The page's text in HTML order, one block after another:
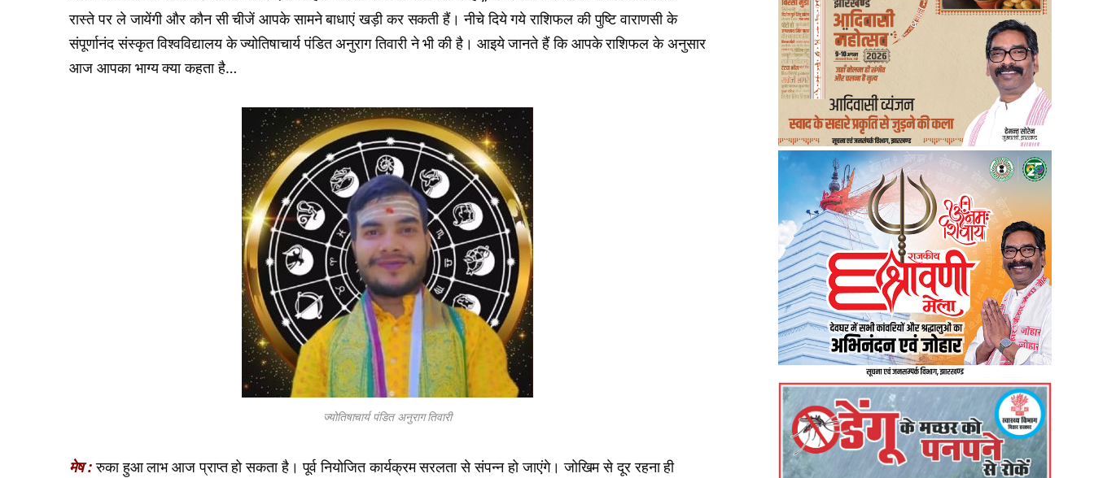
रास्ते पर ले जायेंगी और कौन सी चीजें आपके सामने बाधाएं खड़ी कर सकती हैं। नीचे दिये गये राशिफल की पुष्टि वाराणसी के
संपूर्णानंद संस्कृत विश्वविद्यालय के ज्योतिषाचार्य पंडित अनुराग तिवारी ने भी की है। आइये जानते हैं कि आपके राशिफल के अनुसार
आज आपका भाग्य क्या कहता है…
ज्योतिषाचार्य पंडित अनुराग तिवारी
मेष : रुका हुआ लाभ आज प्राप्त हो सकता है। पूर्व नियोजित कार्यक्रम सरलता से संपन्न हो जाएंगे। जोखिम से दूर रहना ही